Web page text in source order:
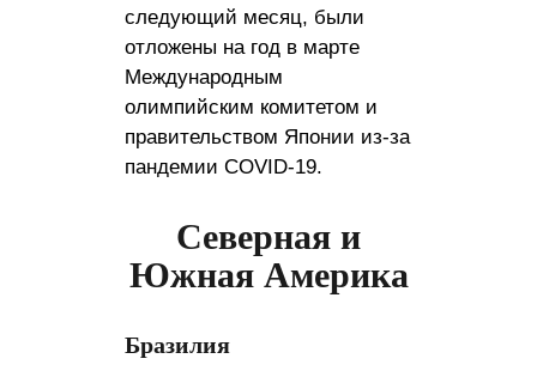
следующий месяц, были
отложены на год в марте
Международным
олимпийским комитетом и
правительством Японии из-за
пандемии COVID-19.
Северная и
Южная Америка
Бразилия